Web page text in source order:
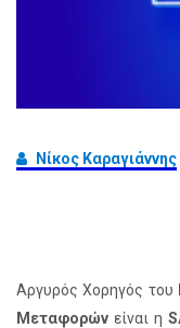
Νίκος Καραγιάννης
Αργυρός Χορηγός του
Μεταφορών είναι η